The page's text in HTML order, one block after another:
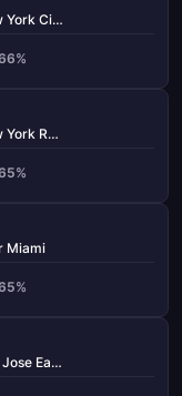
New York City FC
New York Red Bulls
Miami
San Jose Earthquakes